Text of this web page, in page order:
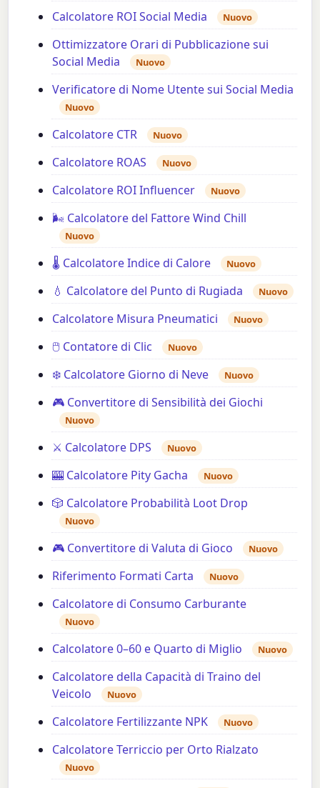
Calcolatore ROI Social Media Nuovo
Ottimizzatore Orari di Pubblicazione sui
Social Media
Nuovo
Verificatore di Nome Utente sui Social Media
Nuovo
Calcolatore CTR Nuovo
Calcolatore ROAS Nuovo
Calcolatore ROI Influencer Nuovo
🌬️ Calcolatore del Fattore Wind Chill
Nuovo
🌡️ Calcolatore Indice di Calore Nuovo
💧 Calcolatore del Punto di Rugiada Nuovo
Calcolatore Misura Pneumatici Nuovo
🖱️ Contatore di Clic Nuovo
❄️ Calcolatore Giorno di Neve Nuovo
🎮 Convertitore di Sensibilità dei Giochi
Nuovo
⚔️ Calcolatore DPS Nuovo
🎰 Calcolatore Pity Gacha Nuovo
🎲 Calcolatore Probabilità Loot Drop
Nuovo
🎮 Convertitore di Valuta di Gioco Nuovo
Riferimento Formati Carta Nuovo
Calcolatore di Consumo Carburante
Nuovo
Calcolatore 0–60 e Quarto di Miglio Nuovo
Calcolatore della Capacità di Traino del
Veicolo
Nuovo
Calcolatore Fertilizzante NPK Nuovo
Calcolatore Terriccio per Orto Rialzato
Nuovo